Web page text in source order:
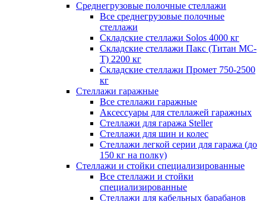
Среднегрузовые полочные стеллажи
Все среднегрузовые полочные
стеллажи
Складские стеллажи Solos 4000 кг
Складские стеллажи Пакс (Титан МС-
Т) 2200 кг
Складские стеллажи Промет 750-2500
кг
Стеллажи гаражные
Все стеллажи гаражные
Аксессуары для стеллажей гаражных
Стеллажи для гаража Steller
Стеллажи для шин и колес
Стеллажи легкой серии для гаража (до
150 кг на полку)
Стеллажи и стойки специализированные
Все стеллажи и стойки
специализированные
Стеллажи для кабельных барабанов